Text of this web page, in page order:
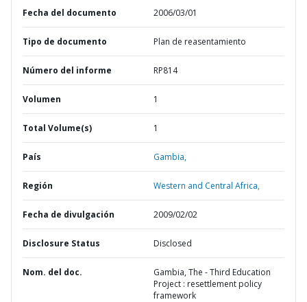
Fecha del documento 2006/03/01
Tipo de documento Plan de reasentamiento
Número del informe RP814
Volumen 1
Total Volume(s) 1
País Gambia,
Región Western and Central Africa,
Fecha de divulgación 2009/02/02
Disclosure Status Disclosed
Nom. del doc.
Gambia, The - Third Education
Project : resettlement policy
framework